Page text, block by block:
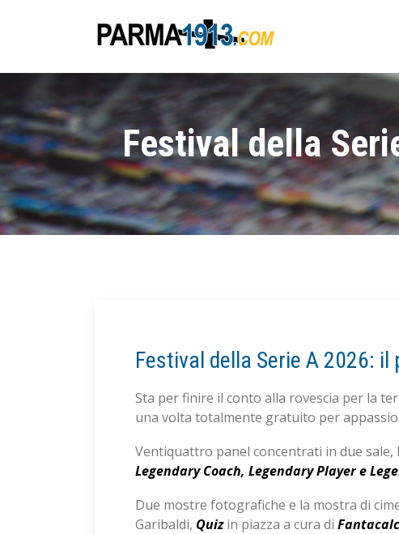
Festival della
Festival della Serie A 2026:
Sta per finire il conto alla rovescia per la
una volta totalmente gratuito per
Ventiquattro panel concentrati in due sale,
Legendary Coach, Legendary Player e
Due mostre fotografiche e la mostra di
Garibaldi, Quizin piazza a cura di